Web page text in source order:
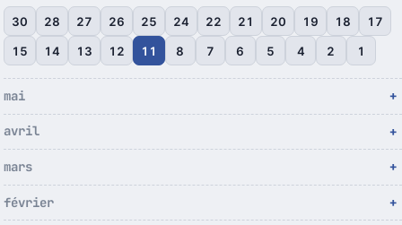
30 28 27 26 25 24 22 21 20 19 18 17
15 14 13 12 11 8 7 6 5 4 2 1
mai
avril
mars
février